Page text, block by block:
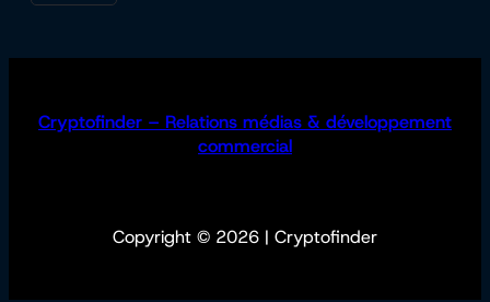
Cryptofinder – Relations médias & développement
commercial
Copyright © 2026 | Cryptofinder